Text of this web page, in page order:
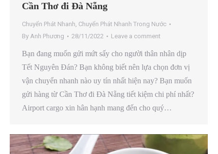
Cần Thơ đi Đà Nẵng
Chuyển Phát Nhanh, Chuyển Phát Nhanh Trong Nước
By Anh Phương 28/11/2022 Leave a comment
Bạn đang muốn gửi mứt sấy cho người thân nhân dịp
Tết Nguyên Đán? Bạn không biết nên lựa chọn đơn vị
vận chuyển nhanh nào uy tín nhất hiện nay? Bạn muốn
gửi hàng từ Cần Thơ đi Đà Nẵng tiết kiệm chi phí nhất?
Airport cargo xin hân hạnh mang đến cho quý…